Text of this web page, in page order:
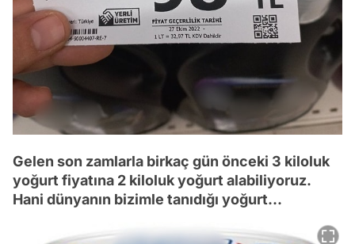
Gelen son zamlarla birkaç gün önceki 3 kiloluk
yoğurt fiyatına 2 kiloluk yoğurt alabiliyoruz.
Hani dünyanın bizimle tanıdığı yoğurt...